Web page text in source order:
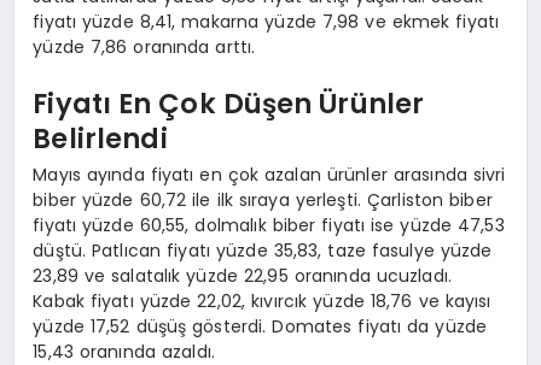
fiyatı yüzde 8,41, makarna yüzde 7,98 ve ekmek fiyatı
yüzde 7,86 oranında arttı.
Fiyatı En Çok Düşen Ürünler
Belirlendi
Mayıs ayında fiyatı en çok azalan ürünler arasında sivri
biber yüzde 60,72 ile ilk sıraya yerleşti. Çarliston biber
fiyatı yüzde 60,55, dolmalık biber fiyatı ise yüzde 47,53
düştü. Patlıcan fiyatı yüzde 35,83, taze fasulye yüzde
23,89 ve salatalık yüzde 22,95 oranında ucuzladı.
Kabak fiyatı yüzde 22,02, kıvırcık yüzde 18,76 ve kayısı
yüzde 17,52 düşüş gösterdi. Domates fiyatı da yüzde
15,43 oranında azaldı.